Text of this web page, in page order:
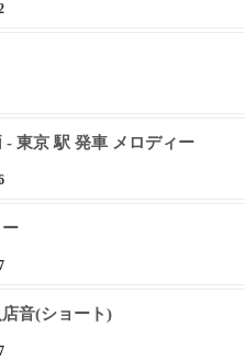
- 東京 駅 発車 メロディー
音(ショート)